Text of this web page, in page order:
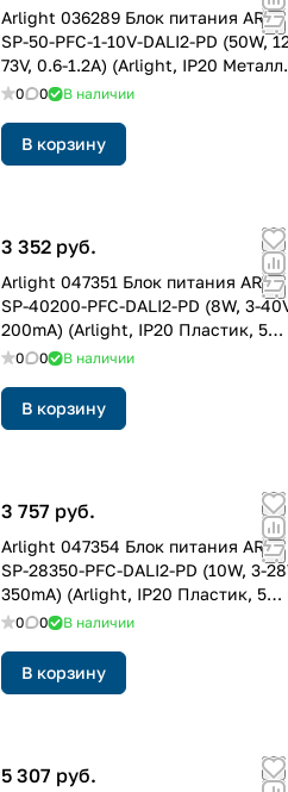
Arlight 036289 Блок питания ARJ-
SP-50-PFC-1-10V-DALI2-PD (50W,
73V, 0.6-1.2A) (Arlight, IP20 Металл,
5 лет)
0 0 В наличии
В корзину
3 352 руб.
Arlight 047351 Блок питания ARJ-
SP-40200-PFC-DALI2-PD (8W, 3-
200mA) (Arlight, IP20 Пластик, 5
лет)
0 0 В наличии
В корзину
3 757 руб.
Arlight 047354 Блок питания ARJ-
SP-28350-PFC-DALI2-PD (10W, 3-
350mA) (Arlight, IP20 Пластик, 5
лет)
0 0 В наличии
В корзину
5 307 руб.